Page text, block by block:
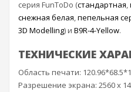
серия FunToDo (стандартная,
снежная белая,пепельная
3D Modelling) и B9R-4-Yellow.
ТЕХНИЧЕСКИЕ
Область печати:
Разрешение экрана: 2560 х